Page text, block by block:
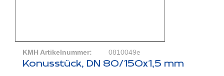
KMH Artikelnummer: 0810049e
Konusstück, DN 80/150x1,5 mm